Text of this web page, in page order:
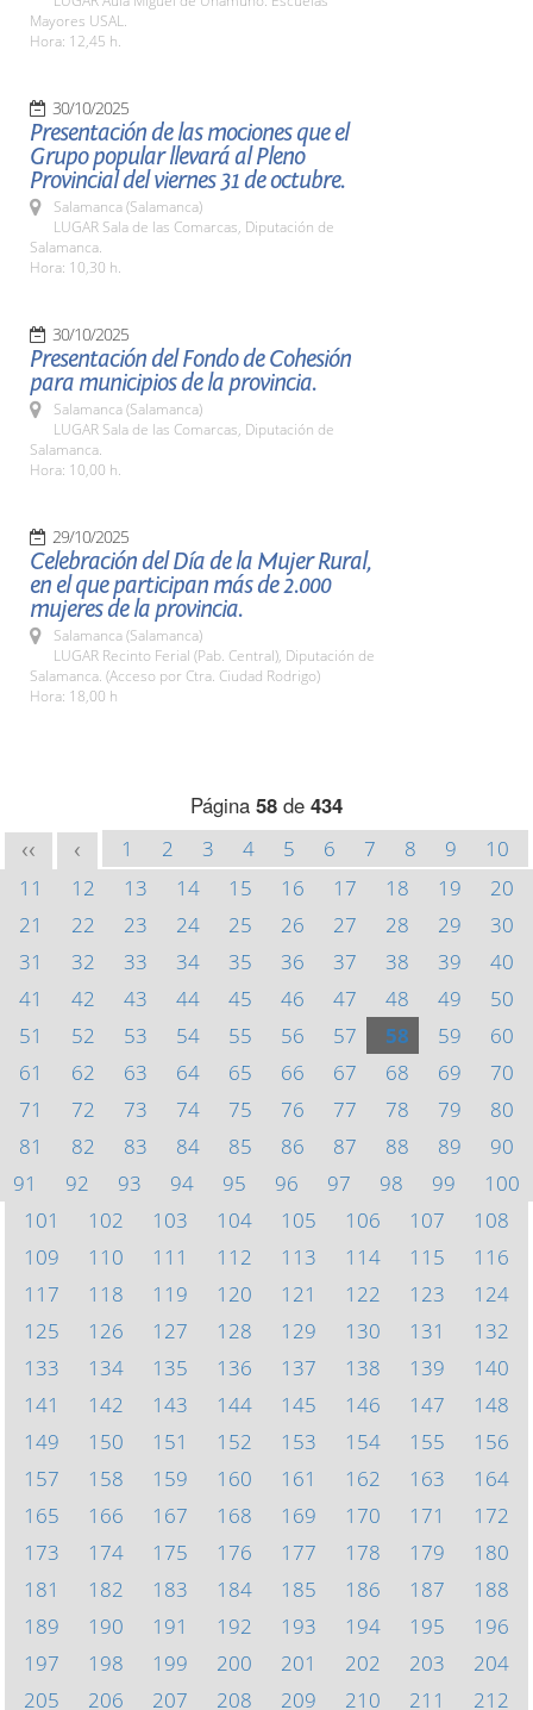
Mayores USAL.
Hora: 12,45 h.
30/10/2025
Presentación de las mociones que el
Grupo popular llevará al Pleno
Provincial del viernes 31 de octubre.
Salamanca (Salamanca)
LUGAR Sala de las Comarcas, Diputación de
Salamanca.
Hora: 10,30 h.
30/10/2025
Presentación del Fondo de Cohesión
para municipios de la provincia.
Salamanca (Salamanca)
LUGAR Sala de las Comarcas, Diputación de
Salamanca.
Hora: 10,00 h.
29/10/2025
Celebración del Día de la Mujer Rural,
en el que participan más de 2.000
mujeres de la provincia.
Salamanca (Salamanca)
LUGAR Recinto Ferial (Pab. Central), Diputación de
Salamanca. (Acceso por Ctra. Ciudad Rodrigo)
Hora: 18,00 h
Página 58 de 434
<< < 1 2 3 4 5 6 7 8 9
10
11
12 13 14 15 16 17 18 19
20
21
22 23 24 25 26 27 28 29
30
31
32 33 34 35 36 37 38 39
40
41
42 43 44 45 46 47 48 49
50
51
52 53 54 55 56 57 58 59
60
61
62 63 64 65 66 67 68 69
70
71
72 73 74 75 76 77 78 79
80
81
82 83 84 85 86 87 88 89
90
91
92 93 94 95 96 97 98 99
100
101
102 103 104 105 106 107
108
109
110 111 112 113 114 115
116
117
118 119 120 121 122 123
124
125
126 127 128 129 130 131
132
133
134 135 136 137 138 139
140
141
142 143 144 145 146 147
148
149
150 151 152 153 154 155
156
157
158 159 160 161 162 163
164
165
166 167 168 169 170 171
172
173
174 175 176 177 178 179
180
181
182 183 184 185 186 187
188
189
190 191 192 193 194 195
196
197
198 199 200 201 202 203
204
205
206 207 208 209 210 211 212